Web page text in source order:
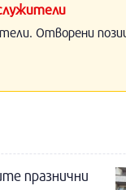
Отворени
празнични